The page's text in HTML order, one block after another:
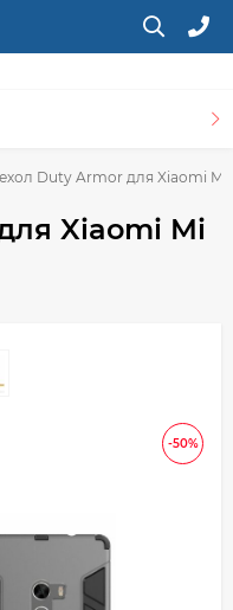
Duty Armor для Xiaomi Mi
Xiaomi Mi
-50%